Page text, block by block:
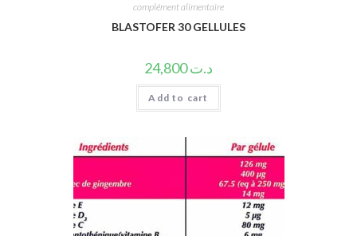
complément alimentaire
BLASTOFER 30 GELLULES
د.ت24,800
Add to cart